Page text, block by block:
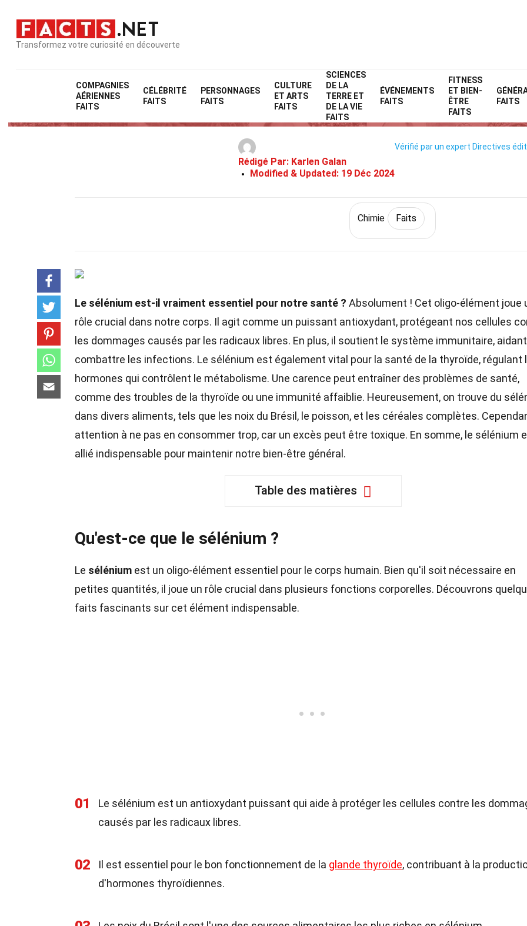
Transformez votre curiosité en découverte
COMPAGNIES
AÉRIENNES
FAITS
CÉLÉBRITÉ
FAITS
PERSONNAGES
FAITS
CULTURE
ET ARTS
FAITS
SCIENCES
DE LA
TERRE ET
DE LA VIE
FAITS
ÉVÉNEMENTS
FAITS
FITNESS
ET BIEN-
ÊTRE
FAITS
FAITS
Home Science Faits
25 Faits Sur Sélénium
Rédigé Par: Karlen Galan
Modified & Updated: 19 Déc 2024
Vérifié par un expert Directives
Chimie Faits
Le sélénium est-il vraiment essentiel pour notre santé ? Absolument ! Cet oligo-élément joue
rôle crucial dans notre corps. Il agit comme un puissant antioxydant, protégeant nos cellules
les dommages causés par les radicaux libres. En plus, il soutient le système immunitaire,
combattre les infections. Le sélénium est également vital pour la santé de la thyroïde, régulant
hormones qui contrôlent le métabolisme. Une carence peut entraîner des problèmes de santé,
comme des troubles de la thyroïde ou une immunité affaiblie. Heureusement, on trouve du
dans divers aliments, tels que les noix du Brésil, le poisson, et les céréales complètes.
attention à ne pas en consommer trop, car un excès peut être toxique. En somme, le sélénium
allié indispensable pour maintenir notre bien-être général.
Table des matières
Qu'est-ce que le sélénium ?
Le sélénium est un oligo-élément essentiel pour le corps humain. Bien qu'il soit nécessaire en
petites quantités, il joue un rôle crucial dans plusieurs fonctions corporelles. Découvrons
faits fascinants sur cet élément indispensable.
01
Le sélénium est un antioxydant puissant qui aide à protéger les cellules contre les
causés par les radicaux libres.
02 Il est essentiel pour le bon fonctionnement de la glande thyroïde, contribuant à la
d'hormones thyroïdiennes.